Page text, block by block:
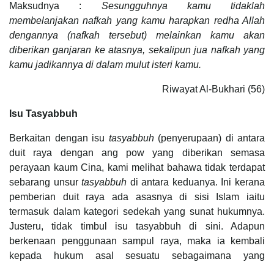
Maksudnya : Sesungguhnya kamu tidaklah
membelanjakan nafkah yang kamu harapkan redha Allah
dengannya (nafkah tersebut) melainkan kamu akan
diberikan ganjaran ke atasnya, sekalipun jua nafkah yang
kamu jadikannya di dalam mulut isteri kamu.
Riwayat Al-Bukhari (56)
Isu Tasyabbuh
Berkaitan dengan isu tasyabbuh(penyerupaan) di antara
duit raya dengan ang pow yang diberikan semasa
perayaan kaum Cina, kami melihat bahawa tidak terdapat
sebarang unsurtasyabbuh di antara keduanya. Ini kerana
pemberian duit raya ada asasnya di sisi Islam iaitu
termasuk dalam kategori sedekah yang sunat hukumnya.
Justeru, tidak timbul isu tasyabbuh di sini. Adapun
berkenaan penggunaan sampul raya, maka ia kembali
kepada hukum asal sesuatu sebagaimana yang